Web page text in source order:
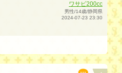
ワサビ200cc
男性/14歳/静岡県
2024-07-23 23:30